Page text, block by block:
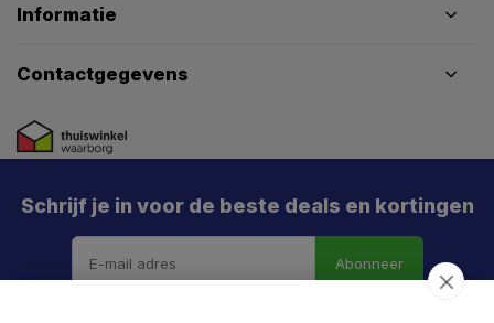
Informatie
Contactgegevens
Schrijf je in voor de beste deals en kortingen
Abonneer